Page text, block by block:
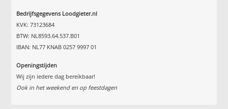
Bedrijfsgegevens Loodgieter.nl
KVK: 73123684
BTW: NL8593.64.537.B01
IBAN: NL77 KNAB 0257 9997 01
Openingstijden
Wij zijn iedere dag bereikbaar!
Ook in het weekend en op feestdagen